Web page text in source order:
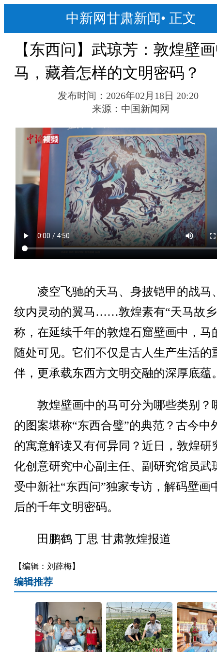
中新网甘肃新闻• 正文
【东西问】武琼芳：敦煌壁
马，藏着怎样的文明密码？
发布时间： 2026年02月18日 20:20
来源： 中国新闻网
凌空飞驰的天马、身披铠甲的战马
纹内灵动的翼马……敦煌素有“天马故
称，在延续千年的敦煌石窟壁画中，马
随处可见。它们不仅是古人生产生活的
伴，更承载东西方文明交融的深厚底蕴
敦煌壁画中的马可分为哪些类别？
的图案堪称“东西合璧”的典范？古今中
的寓意解读又有何异同？近日，敦煌研
化创意研究中心副主任、副研究馆员武
受中新社“东西问”独家专访，解码壁画
后的千年文明密码。
田鹏鹤 丁思 甘肃敦煌报道
【编辑：刘薛梅】
编辑推荐